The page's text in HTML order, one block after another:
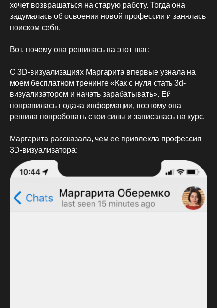
хочет возвращаться на старую работу. Тогда она
задумалась об освоении новой профессии и занялась
поиском себя.
Вот, почему она решилась на этот шаг:
О 3D-визуализациях Маргарита впервые узнала на
моем бесплатном тренинге «Как с нуля стать 3d-
визуализатором и начать зарабатывать». Ей
понравилась подача информации, поэтому она
решила попробовать свои силы и записалась на курс.
Маргарита рассказала, чем ее привлекла профессия
3D-визуализатора: